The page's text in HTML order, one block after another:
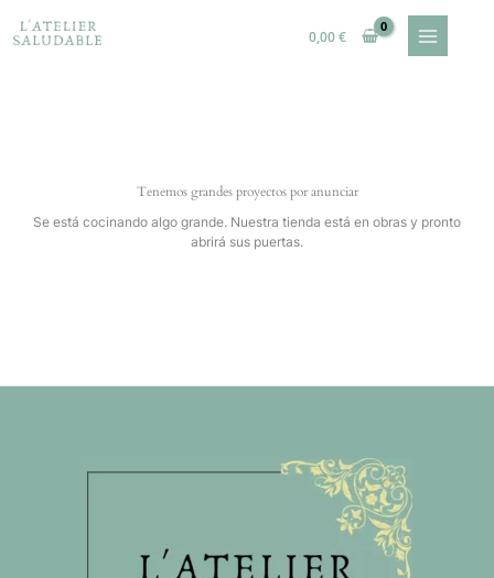
contenido
0,00€
Tenemos grandes proyectos por anunciar
Se está cocinando algo grande. Nuestra tienda está en obras y pronto
abrirá sus puertas.